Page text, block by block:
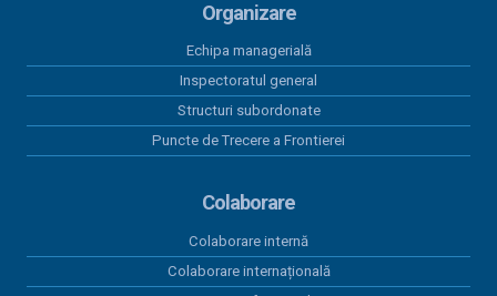
Contract subsecvent 2 servicii asigurări auto RCA
2026
PAAP RO SRB ITPF TM VERSIUNEA 13 plus anexa
Organizare
Echipa managerială
Inspectoratul general
Structuri subordonate
Puncte de Trecere a Frontierei
Colaborare
Colaborare internă
Colaborare internațională